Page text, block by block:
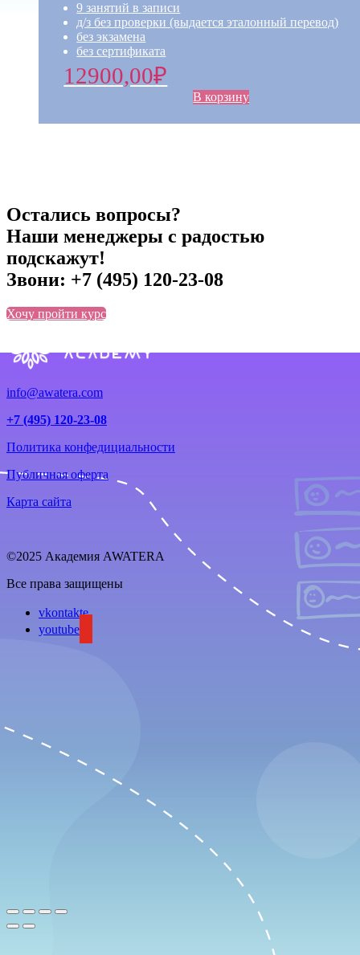
9 занятий в записи​
д/з без проверки (выдается эталонный перевод)​
без экзамена​
без сертификата​
12900,00₽
В корзину
Остались вопросы?
Наши менеджеры с радостью
подскажут!
Звони: +7 (495) 120-23-08
Хочу пройти курс
info@awatera.com
+7 (495) 120-23-08
Политика конфедициальности
Публичная оферта
Карта сайта
©2025 Академия AWATERA
Все права защищены
vkontakte
youtube